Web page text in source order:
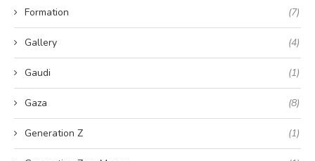
Formation (7)
Gallery (4)
Gaudi (1)
Gaza (8)
Generation Z (1)